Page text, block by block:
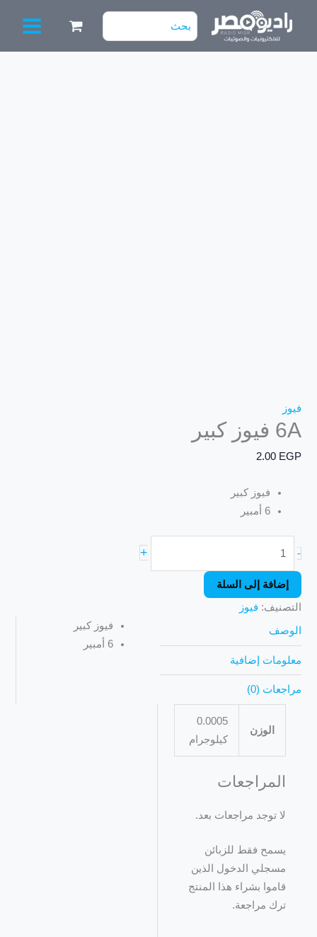
البحث
عن:
فيوز
6A فيوز كبير
2.00 EGP
فيوز كبير
6 أمبير
-
+
إضافة إلى السلة
التصنيف: فيوز
الوصف
معلومات إضافية
مراجعات (0)
فيوز كبير
6 أمبير
الوزن
0.0005
كيلوجرام
المراجعات
لا توجد مراجعات بعد.
يسمح فقط للزبائن
مسجلي الدخول الذين
قاموا بشراء هذا المنتج
ترك مراجعة.